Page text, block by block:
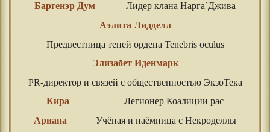
Баргенэр Дум
Лидер клана Нарга`Джива
Аэлита Лидделл
Предвестница теней ордена Tenebris oculus
Элизабет Иденмарк
PR-директор и связей с общественностью ЭкзоТека
Кира
Легионер Коалиции рас
Ариана
Учёная и наёмница с Некроделлы